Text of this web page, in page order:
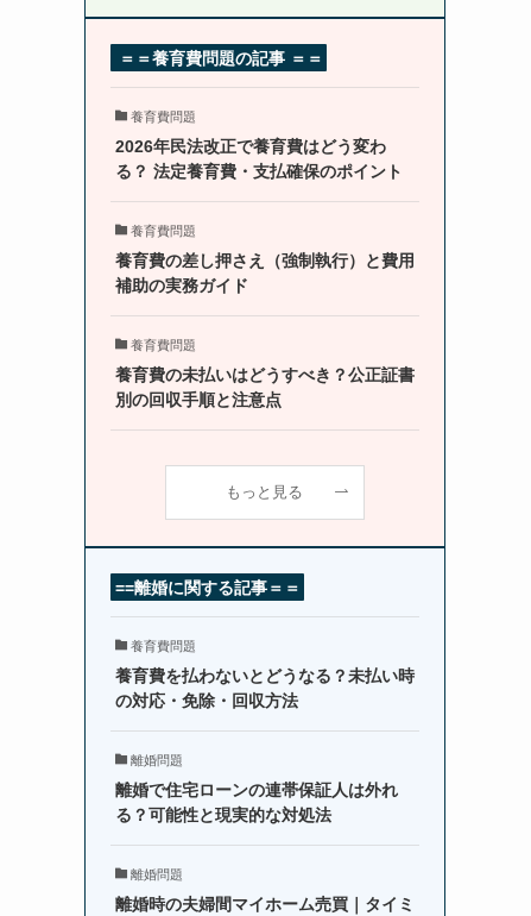
＝＝養育費問題の記事 ＝＝
養育費問題
2026年民法改正で養育費はどう変わ
る？ 法定養育費・支払確保のポイント
養育費問題
養育費の差し押さえ（強制執行）と費用
補助の実務ガイド
養育費問題
養育費の未払いはどうすべき？公正証書
別の回収手順と注意点
もっと見る
==離婚に関する記事＝＝
養育費問題
養育費を払わないとどうなる？未払い時
の対応・免除・回収方法
離婚問題
離婚で住宅ローンの連帯保証人は外れ
る？可能性と現実的な対処法
離婚問題
離婚時の夫婦間マイホーム売買｜タイミ